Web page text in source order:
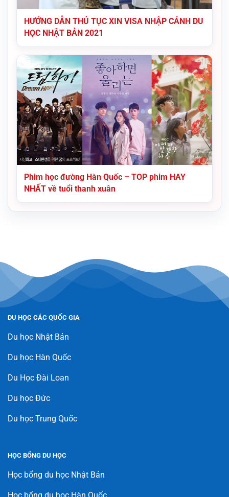
HƯỚNG DẪN THỦ TỤC XIN VISA NHẬP CẢNH DU
HỌC NHẬT BẢN 2021
Phim học đường Hàn Quốc – TOP phim HAY
NHẤT về tuổi thanh xuân
DU HỌC CÁC QUỐC GIA
Du học Nhật Bản
Du học Hàn Quốc
Du Học Đài Loan
Du học Đức
Du học Trung Quốc
HỌC BỔNG DU HỌC
Học bổng du học Nhật Bản